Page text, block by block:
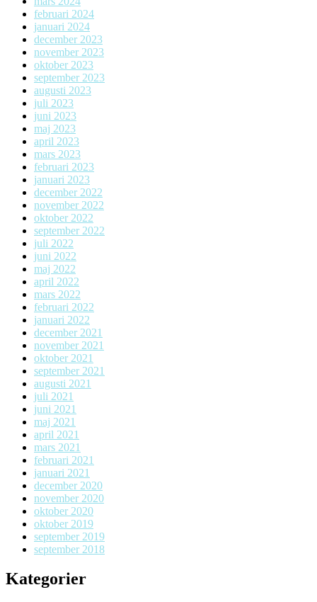
februari 2024
januari 2024
december 2023
november 2023
oktober 2023
september 2023
augusti 2023
juli 2023
juni 2023
maj 2023
april 2023
mars 2023
februari 2023
januari 2023
december 2022
november 2022
oktober 2022
september 2022
juli 2022
juni 2022
maj 2022
april 2022
mars 2022
februari 2022
januari 2022
december 2021
november 2021
oktober 2021
september 2021
augusti 2021
juli 2021
juni 2021
maj 2021
april 2021
mars 2021
februari 2021
januari 2021
december 2020
november 2020
oktober 2020
oktober 2019
september 2019
september 2018
Kategorier